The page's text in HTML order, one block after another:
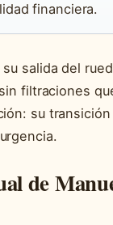
financiera.
salida del
filtraciones
su transición
de